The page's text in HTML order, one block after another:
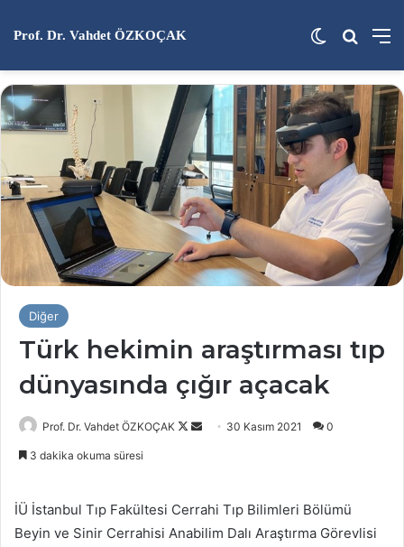
Prof. Dr. Vahdet ÖZKOÇAK Dış
Diğer
Türk hekimin araştırması tıp
dünyasında çığır açacak
Prof. Dr. Vahdet ÖZKOÇAK
Follow
Bir
30 Kasım 2021 0
3 dakika okuma süresi
İÜ İstanbul Tıp Fakültesi Cerrahi Tıp Bilimleri Bölümü
Beyin ve Sinir Cerrahisi Anabilim Dalı Araştırma Görevlisi